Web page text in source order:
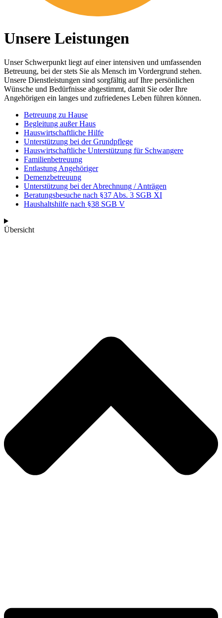
Unsere Leistungen
Unser Schwerpunkt liegt auf einer intensiven und umfassenden
Betreuung, bei der stets Sie als Mensch im Vordergrund stehen.
Unsere Dienstleistungen sind sorgfältig auf Ihre persönlichen
Wünsche und Bedürfnisse abgestimmt, damit Sie oder Ihre
Angehörigen ein langes und zufriedenes Leben führen können.
Betreuung zu Hause
Begleitung außer Haus
Hauswirtschaftliche Hilfe
Unterstützung bei der Grundpflege
Hauswirtschaftliche Unterstützung für Schwangere
Familienbetreuung
Entlastung Angehöriger
Demenzbetreuung
Unterstützung bei der Abrechnung / Anträgen
Beratungsbesuche nach §37 Abs. 3 SGB XI
Haushaltshilfe nach §38 SGB V
Übersicht